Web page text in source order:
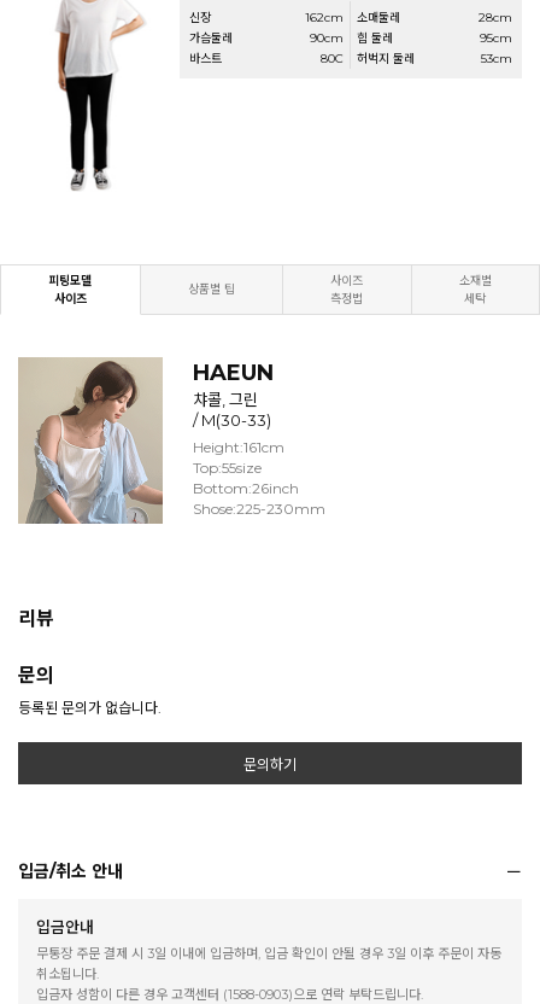
신장
162cm
가슴둘레
90cm
바스트
80C
소매둘레
28cm
힙 둘레
95cm
허벅지 둘레
53cm
피팅모델
사이즈
상품별 팁
사이즈
측정법
소재별
세탁
HAEUN
챠콜, 그린
/ M(30-33)
Height:161cm
Top:55size
Bottom:26inch
Shose:225-230mm
리뷰
문의
등록된 문의가 없습니다.
문의하기
입금/취소 안내
입금안내
무통장 주문 결제 시 3일 이내에 입금하며, 입금 확인이 안될 경우 3일 이후 주문이 자동
취소됩니다.
입금자 성함이 다른 경우 고객센터 (1588-0903)으로 연락 부탁드립니다.